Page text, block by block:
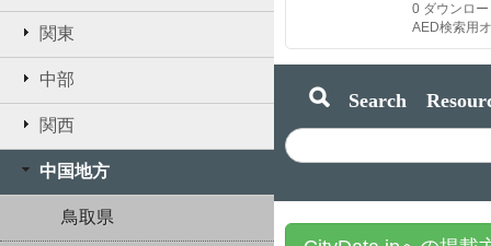
関東
中部
関西
中国地方
鳥取県
0 ダウンロ
AED検索用
Search